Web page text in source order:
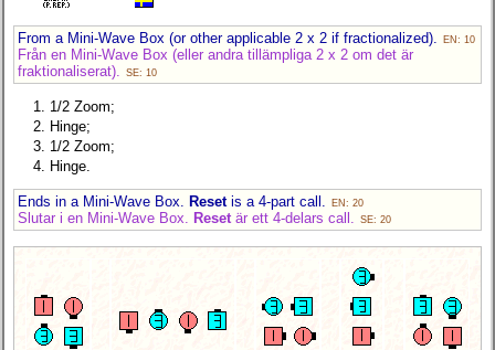
From a Mini-Wave Box (or other applicable 2 x 2 if fractionalized). EN: 10
Från en Mini-Wave Box (eller andra tillämpliga 2 x 2 om det är
fraktionaliserat).
SE: 10
1/2 Zoom;
Hinge;
1/2 Zoom;
Hinge.
Ends in a Mini-Wave Box. Resetis a 4-part call. EN: 20
Slutar i en Mini-Wave Box. Resetär ett 4-delars call. SE: 20